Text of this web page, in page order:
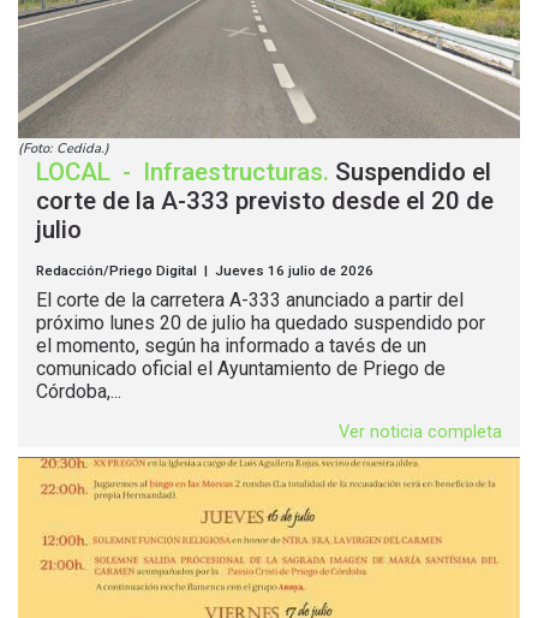
(Foto: Cedida.)
LOCAL - Infraestructuras. Suspendido el
corte de la A-333 previsto desde el 20 de
julio
Redacción/Priego Digital | Jueves 16 julio de 2026
El corte de la carretera A-333 anunciado a partir del
próximo lunes 20 de julio ha quedado suspendido por
el momento, según ha informado a tavés de un
comunicado oficial el Ayuntamiento de Priego de
Córdoba,...
Ver noticia completa